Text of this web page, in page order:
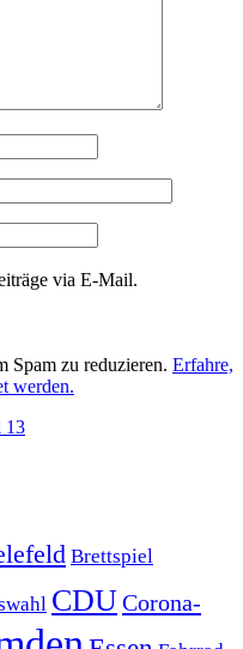
via E-Mail.
Spam zu reduzieren. Erfahre,
werden.
13
Brettspiel
CDUCorona-